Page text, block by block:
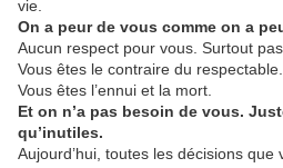
vie.
On a peur de vous comme on a
Aucun respect pour vous. Surtout pas.
Vous êtes le contraire du respectable.
Vous êtes l’ennui et la mort.
Et on n’a pas besoin de vous.
qu’inutiles.
Aujourd’hui, toutes les décisions que